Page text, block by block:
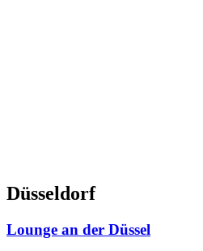
Düsseldorf
Lounge an der Düssel